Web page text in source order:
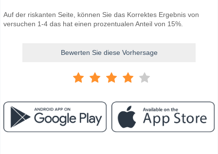
Auf der riskanten Seite, können Sie das Korrektes Ergebnis von
versuchen 1-4 das hat einen prozentualen Anteil von 15%.
Bewerten Sie diese Vorhersage